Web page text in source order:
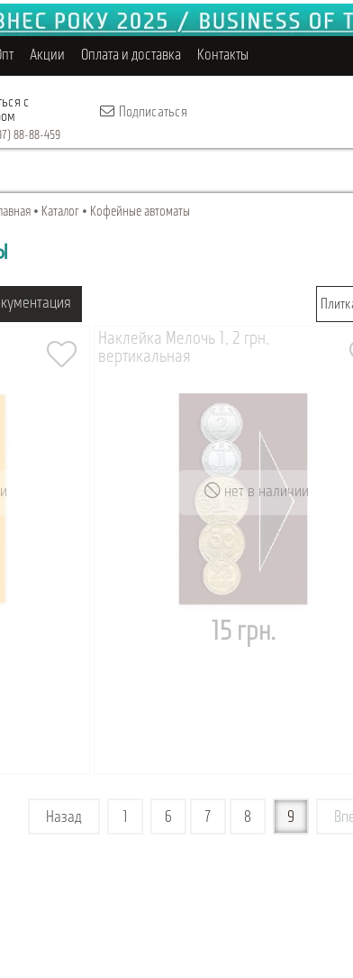
Акции Оплата и доставка Контакты
с
88-88-459
Подписаться
Каталог Кофейные автоматы
нет в наличии
Наклейка Мелочь 1, 2 грн,
вертикальная
15 грн.
Назад 1 6 7 8 9